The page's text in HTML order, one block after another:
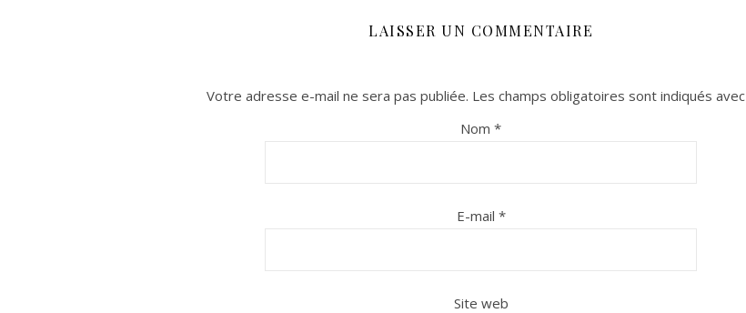
LAISSER UN COMMENTAIRE
Votre adresse e-mail ne sera pas publiée. Les champs obligatoires sont indiqués avec
Nom *
E-mail *
Site web